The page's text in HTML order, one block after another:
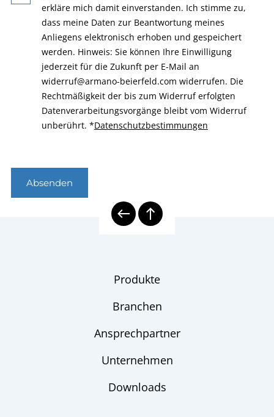
erkläre mich damit einverstanden. Ich stimme zu,
dass meine Daten zur Beantwortung meines
Anliegens elektronisch erhoben und gespeichert
werden. Hinweis: Sie können Ihre Einwilligung
jederzeit für die Zukunft per E-Mail an
widerruf@armano-beierfeld.com widerrufen. Die
Rechtmäßigkeit der bis zum Widerruf erfolgten
Datenverarbeitungsvorgänge bleibt vom Widerruf
unberührt. *Datenschutzbestimmungen
Absenden
Produkte
Branchen
Ansprechpartner
Unternehmen
Downloads